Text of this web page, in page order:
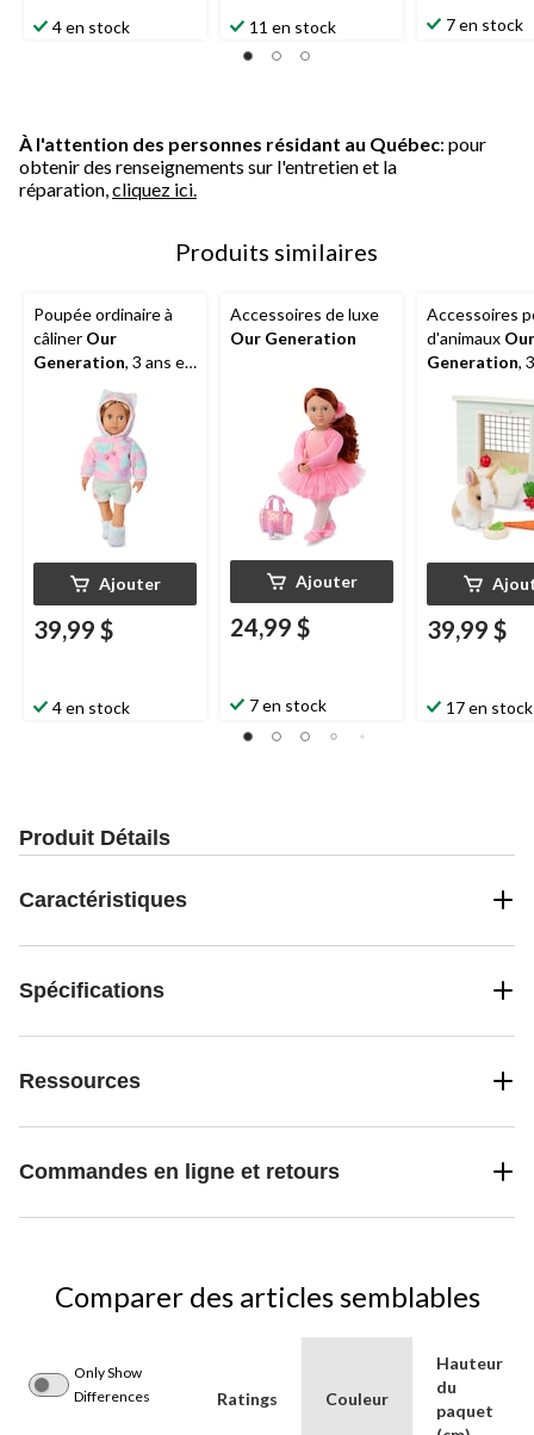
4 en stock 11 en stock 7 en stock
À l'attention des personnes résidant au Québec: pour
obtenir des renseignements sur l'entretien et la
réparation, cliquez ici.
Produits similaires
Poupée ordinaire à
câliner Our
Generation, 3 ans et
plus, 18 po
Ajouter
39,99 $
4 en stock
Accessoires de luxe
Our Generation
Ajouter
24,99 $
7 en stock
Accessoires
d'animaux Our
Generation,
39,99 $
17 en stock
Produit Détails
Caractéristiques
Spécifications
Ressources
Commandes en ligne et retours
Comparer des articles semblables
Only Show
Differences
Ratings Couleur
Hauteur
du
paquet